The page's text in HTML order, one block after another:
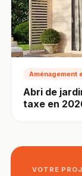
Aménagement
Abri de
taxe en
VOTRE